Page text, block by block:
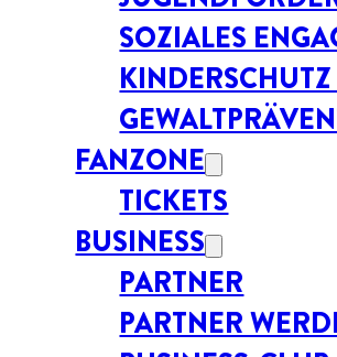
SOZIALES
FANZONE
TICKETS
BUSINESS
PARTNER
PARTNER